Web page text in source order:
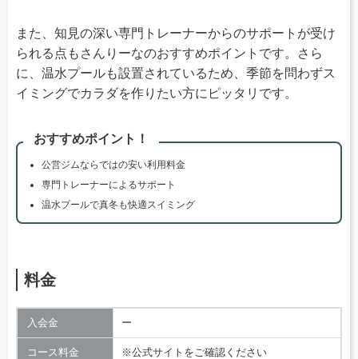
また、知見の深い専門トレーナーからのサポートが受け
られる点もさんりーなのおすすめポイントです。さら
に、温水プールも設置されているため、季節を問わずス
イミングでカラダを作りたい方にピッタリです。
おすすめポイント！
公営ジムならではの安い利用料金
専門トレーナーによるサポート
温水プールで真冬も快適スイミング
料金
入会金 ー
コース料金 ※公式サイトをご確認ください